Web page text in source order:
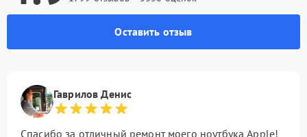
Оставить отзыв
Гаврилов Денис
Спасибо за отличный ремонт моего ноутбука Apple!